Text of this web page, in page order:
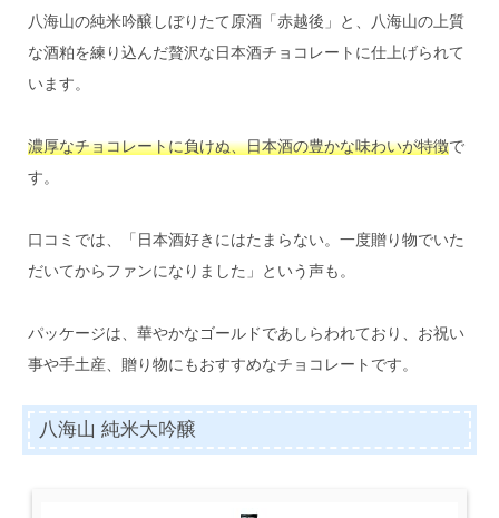
八海山の純米吟醸しぼりたて原酒「赤越後」と、八海山の上質
な酒粕を練り込んだ贅沢な日本酒チョコレートに仕上げられて
います。
濃厚なチョコレートに負けぬ、日本酒の豊かな味わいが特徴で
す。
口コミでは、「日本酒好きにはたまらない。一度贈り物でいた
だいてからファンになりました」という声も。
パッケージは、華やかなゴールドであしらわれており、お祝い
事や手土産、贈り物にもおすすめなチョコレートです。
八海山 純米大吟醸